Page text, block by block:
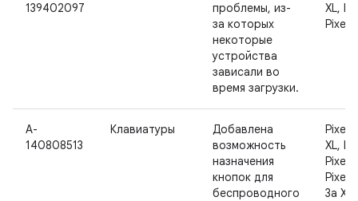
139402097
проблемы, из-
за которых
некоторые
устройства
зависали во
время загрузки.
XL,
Pixel
A-
140808513
Клавиатуры
Добавлена
возможность
назначения
кнопок для
беспроводного
Pixel
XL,
Pixel
Pixel
3a